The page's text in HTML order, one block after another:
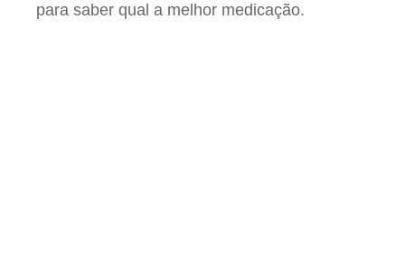
para saber qual a melhor medicação.